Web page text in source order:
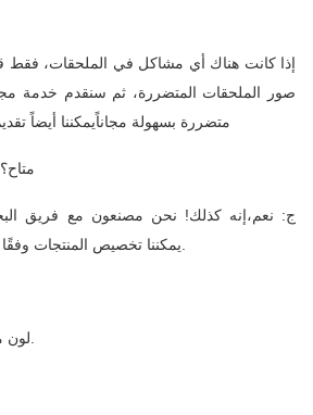
صور الملحقات المتضررة، ثم سنقدم خدمة
متضررة بسهولة مجاناًيمكننا أيضاً
4س: هل الـ OEM/ODM متاح؟
ج: نعم،إنه كذلك! نحن مصنعون مع فريق